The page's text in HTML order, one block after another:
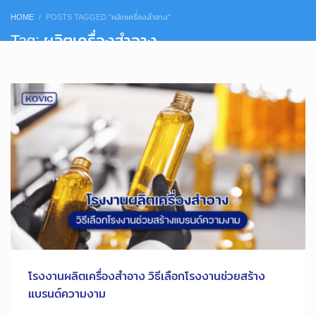
HOME POSTS TAGGED "ผลิตเครื่องสำอาง"
Tag: ผลิตเครื่องสำอาง
โรงงานผลิตเครื่องสำอาง วิธีเลือกโรงงานช่วยสร้าง
แบรนด์ความงาม